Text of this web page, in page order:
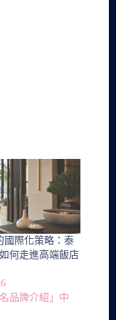
國際化策略：泰
何走進高端飯店
品牌介紹」中